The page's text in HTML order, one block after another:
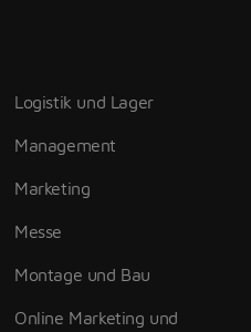
Logistik und Lager
Management
Marketing
Messe
Montage und Bau
Online Marketing und